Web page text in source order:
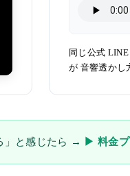
同じ公式
が 音響透かし
」と感じたら → ▶ 料金